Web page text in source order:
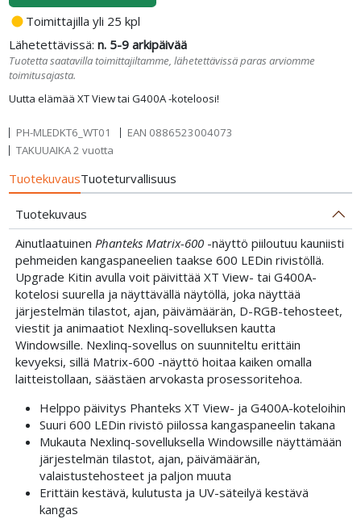
Uutta elämää XT View tai G400A -koteloosi!
fiber_manual_record Toimittajilla yli 25 kpl
Lähetettävissä:n. 5-9 arkipäivää
Tuotetta saatavilla toimittajiltamme, lähetettävissä paras arviomme
toimitusajasta.
PH-MLEDKT6_WT01 EAN 0886523004073
TAKUUAIKA 2 vuotta
TuotekuvausTuoteturvallisuus
Tuotekuvaus
Ainutlaatuinen Phanteks Matrix-600-näyttö piiloutuu kauniisti
pehmeiden kangaspaneelien taakse 600 LEDin rivistöllä.
Upgrade Kitin avulla voit päivittää XT View- tai G400A-
kotelosi suurella ja näyttävällä näytöllä, joka näyttää
järjestelmän tilastot, ajan, päivämäärän, D-RGB-tehosteet,
viestit ja animaatiot Nexlinq-sovelluksen kautta
Windowsille. Nexlinq-sovellus on suunniteltu erittäin
kevyeksi, sillä Matrix-600 -näyttö hoitaa kaiken omalla
laitteistollaan, säästäen arvokasta prosessoritehoa.
Helppo päivitys Phanteks XT View- ja G400A-koteloihin
Suuri 600 LEDin rivistö piilossa kangaspaneelin takana
Mukauta Nexlinq-sovelluksella Windowsille näyttämään
järjestelmän tilastot, ajan, päivämäärän,
valaistustehosteet ja paljon muuta
Erittäin kestävä, kulutusta ja UV-säteilyä kestävä
kangas